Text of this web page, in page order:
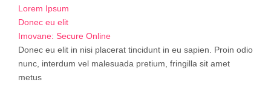
Lorem Ipsum
Donec eu elit
Imovane: Secure Online
Donec eu elit in nisi placerat tincidunt in eu sapien. Proin odio
nunc, interdum vel malesuada pretium, fringilla sit amet
metus